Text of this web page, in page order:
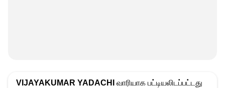
VIJAYAKUMAR YADACHI வாரியாக பட்டியலிடப்பட்டது